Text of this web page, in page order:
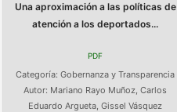
Una aproximación a las políticas de
atención a los deportados...
PDF
Categoría:Gobernanza y Transparencia
Autor: Mariano Rayo Muñoz,Carlos
Eduardo Argueta,Gissel Vásquez